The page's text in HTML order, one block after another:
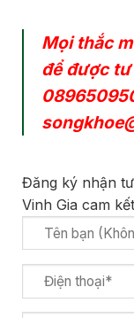
Mọi thắc
để được
Đăng ký nhận
Vinh Gia cam